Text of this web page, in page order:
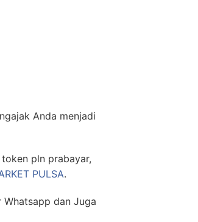
Anda menjadi
pln prabayar,
PULSA.
dan Juga